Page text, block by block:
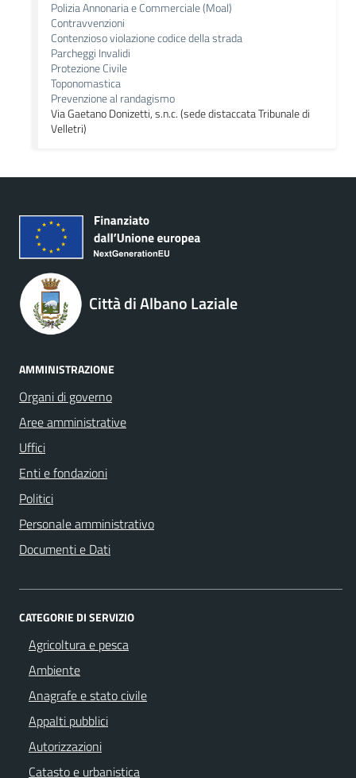
Polizia Annonaria e Commerciale (Moal)
Contravvenzioni
Contenzioso violazione codice della strada
Parcheggi Invalidi
Protezione Civile
Toponomastica
Prevenzione al randagismo
Via Gaetano Donizetti, s.n.c. (sede distaccata Tribunale di
Velletri)
Città di Albano Laziale
AMMINISTRAZIONE
Organi di governo
Aree amministrative
Uffici
Enti e fondazioni
Politici
Personale amministrativo
Documenti e Dati
CATEGORIE DI SERVIZIO
Agricoltura e pesca
Ambiente
Anagrafe e stato civile
Appalti pubblici
Autorizzazioni
Catasto e urbanistica